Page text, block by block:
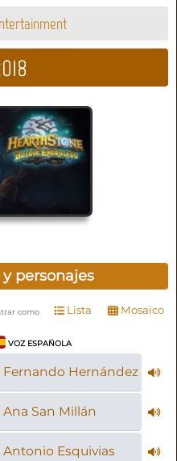
personajes
como Lista Mosaico
VOZ ESPAÑOLA
Fernando Hernández
Ana San Millán
Antonio Esquivias